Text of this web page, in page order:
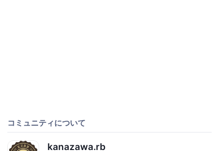
コミュニティについて
kanazawa.rb